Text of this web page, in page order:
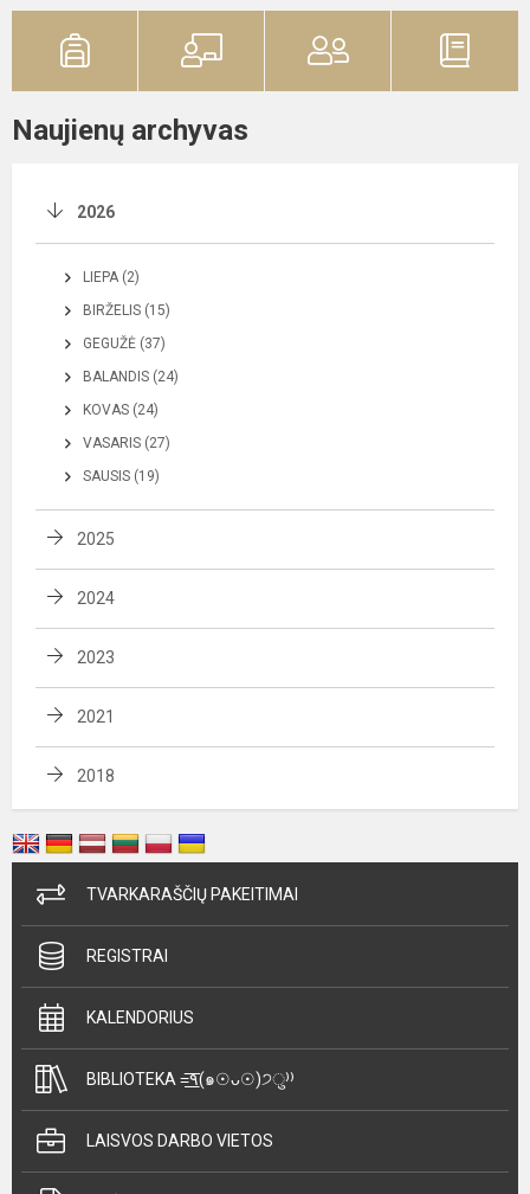
Naujienų archyvas
2026
LIEPA (2)
BIRŽELIS (15)
GEGUŽĖ (37)
BALANDIS (24)
KOVAS (24)
VASARIS (27)
SAUSIS (19)
2025
2024
2023
2021
2018
TVARKARAŠČIŲ PAKEITIMAI
REGISTRAI
KALENDORIUS
BIBLIOTEKA =͟͟͞͞٩(๑☉ᴗ☉)੭ु⁾⁾
LAISVOS DARBO VIETOS